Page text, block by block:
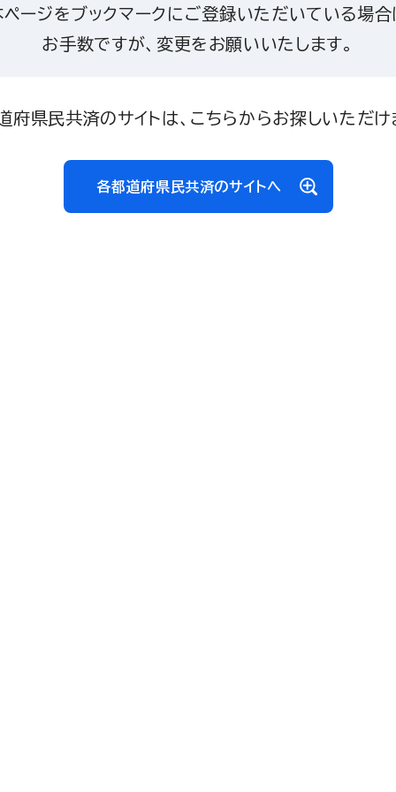
ページをブックマークにご登録いただいている場合
お手数ですが、変更をお願いいたします。
府県民共済のサイトは、こちらからお探しいただけ
各都道府県民共済のサイトへ